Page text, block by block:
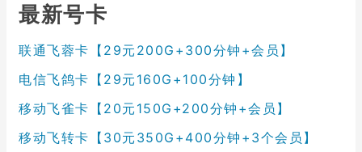
最新号卡
联通飞蓉卡【29元200G+300分钟+会员】
电信飞鸽卡【29元160G+100分钟】
移动飞雀卡【20元150G+200分钟+会员】
移动飞转卡【30元350G+400分钟+3个会员】